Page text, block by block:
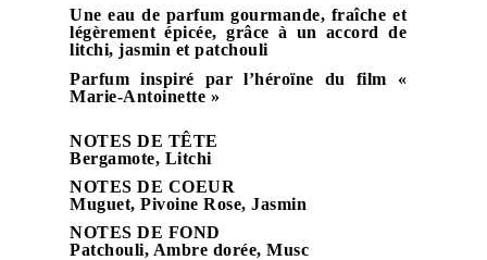
Une eau de parfum gourmande, fraîche et
légèrement épicée, grâce à un accord de
litchi, jasmin et patchouli
Parfum inspiré par l’héroïne du film «
Marie-Antoinette »
NOTES DE TÊTE
Bergamote, Litchi
NOTES DE COEUR
Muguet, Pivoine Rose, Jasmin
NOTES DE FOND
Patchouli, Ambre dorée, Musc